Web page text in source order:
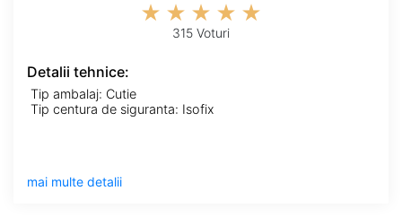
315 Voturi
Detalii tehnice:
Tip ambalaj: Cutie
Tip centura de siguranta: Isofix
mai multe detalii